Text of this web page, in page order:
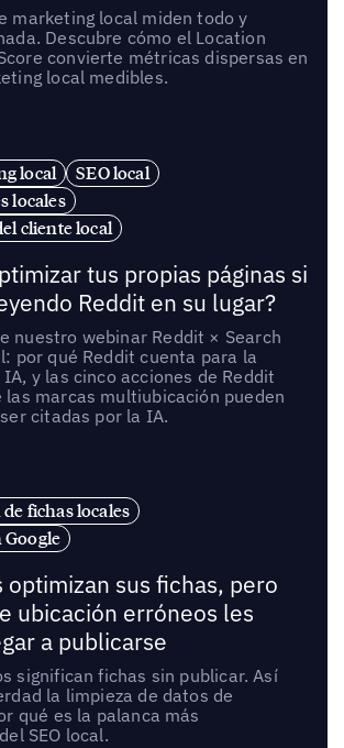
marketing local miden todo y
Descubre cómo el Location
convierte métricas dispersas en
local medibles.
local
SEO local
locales
cliente local
tus propias páginas si
Reddit en su lugar?
nuestro webinar Reddit × Search
por qué Reddit cuenta para la
y las cinco acciones de Reddit
las marcas multiubicación pueden
citadas por la IA.
fichas locales
optimizan sus fichas, pero
ubicación erróneos les
a publicarse
significan fichas sin publicar. Así
la limpieza de datos de
qué es la palanca más
SEO local.